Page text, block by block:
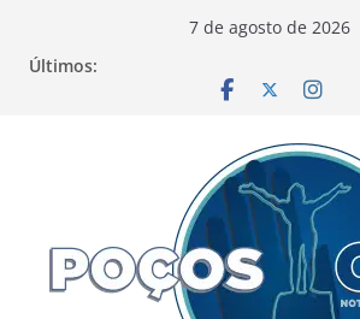
7 de agosto de 2026
Últimos: